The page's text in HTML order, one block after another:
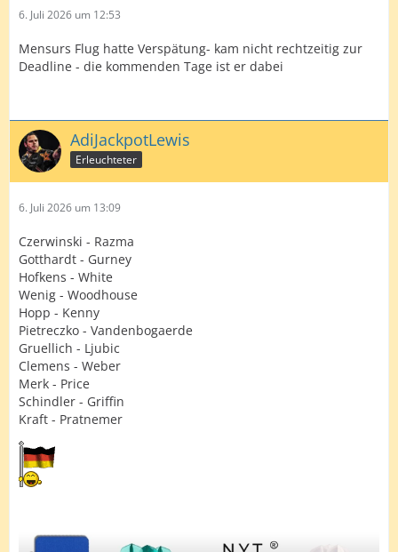
6. Juli 2026 um 12:53
Mensurs Flug hatte Verspätung- kam nicht rechtzeitig zur
Deadline - die kommenden Tage ist er dabei
AdiJackpotLewis
Erleuchteter
6. Juli 2026 um 13:09
Czerwinski - Razma
Gotthardt - Gurney
Hofkens - White
Wenig - Woodhouse
Hopp - Kenny
Pietreczko - Vandenbogaerde
Gruellich - Ljubic
Clemens - Weber
Merk - Price
Schindler - Griffin
Kraft - Pratnemer